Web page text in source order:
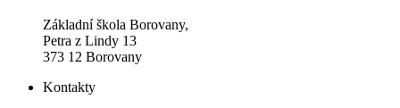
Základní škola Borovany,
Petra z Lindy 13
373 12 Borovany
Kontakty